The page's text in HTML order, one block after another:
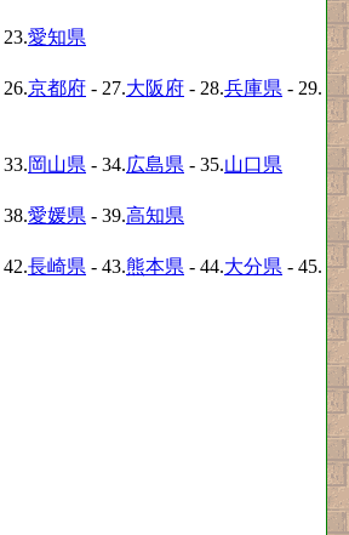
愛知県
京都府 - 27.大阪府 - 28.兵庫県 - 29.
岡山県 - 34.広島県 - 35.山口県
愛媛県 - 39.高知県
長崎県 - 43.熊本県 - 44.大分県 - 45.